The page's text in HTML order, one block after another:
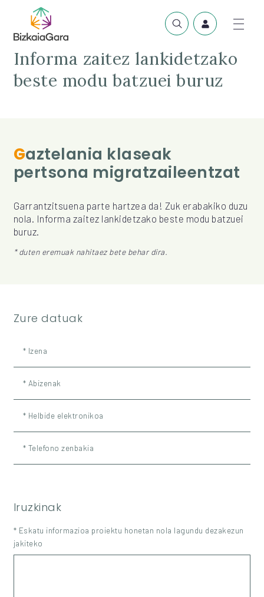
Informa zaitez lankidetzako
beste modu batzuei buruz
Gaztelania klaseak
pertsona migratzaileentzat
Garrantzitsuena parte hartzea da! Zuk erabakiko duzu
nola. Informa zaitez lankidetzako beste modu batzuei
buruz.
* duten eremuak nahitaez bete behar dira.
Zure datuak
* Izena
* Abizenak
* Helbide elektronikoa
* Telefono zenbakia
Iruzkinak
* Eskatu informazioa proiektu honetan nola lagundu dezakezun
jakiteko